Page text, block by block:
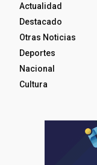
Actualidad
Destacado
Otras Noticias
Deportes
Nacional
Cultura